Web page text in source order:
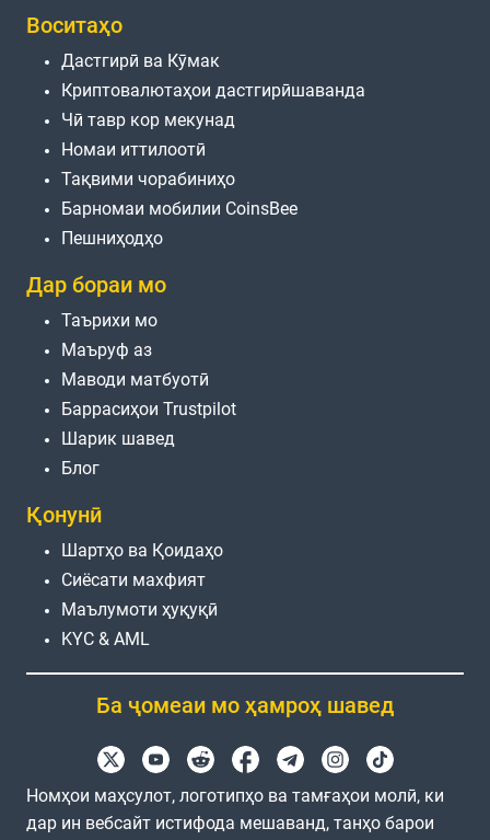
Воситаҳо
Дастгирӣ ва Кӯмак
Криптовалютаҳои дастгирӣшаванда
Чӣ тавр кор мекунад
Номаи иттилоотӣ
Тақвими чорабиниҳо
Барномаи мобилии CoinsBee
Пешниҳодҳо
Дар бораи мо
Таърихи мо
Маъруф аз
Маводи матбуотӣ
Баррасиҳои Trustpilot
Шарик шавед
Блог
Қонунӣ
Шартҳо ва Қоидаҳо
Сиёсати махфият
Маълумоти ҳуқуқӣ
KYC & AML
Ба ҷомеаи мо ҳамроҳ шавед
Номҳои маҳсулот, логотипҳо ва тамғаҳои молӣ, ки
дар ин вебсайт истифода мешаванд, танҳо барои